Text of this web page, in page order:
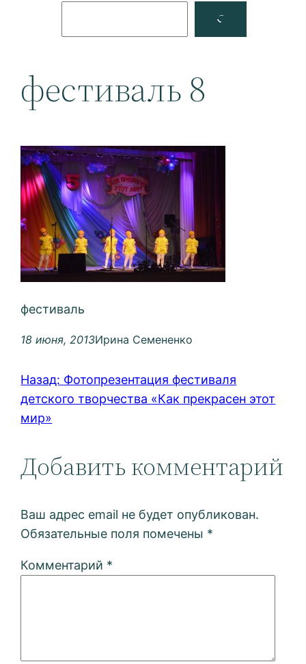
Facebook
фестиваль 8
фестиваль
18 июня, 2013Ирина Семененко
Назад: Фотопрезентация фестиваля
детского творчества «Как прекрасен этот
мир»
Добавить комментарий
Ваш адрес email не будет опубликован.
Обязательные поля помечены *
Комментарий *